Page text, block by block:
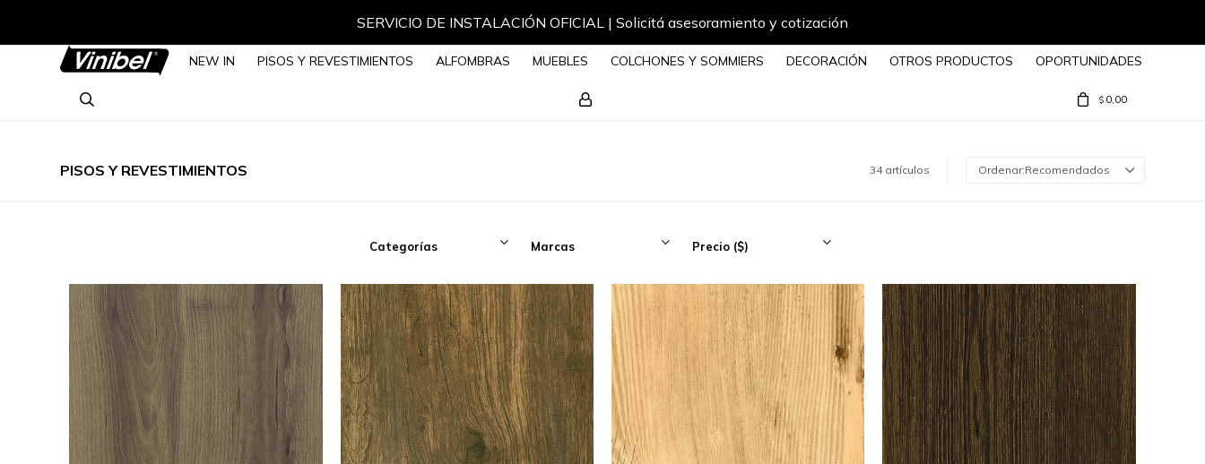
Envíos a todo el país
NEW IN PISOS Y REVESTIMIENTOS ALFOMBRAS MUEBLES COLCHONES Y SOMMIERS DECORACIÓN OTROS PRODUCTOS OPORTUNIDADES
$ 0,00
PISOS Y REVESTIMIENTOS 34 artículos Recomendados
Categorías Marcas Precio ($)